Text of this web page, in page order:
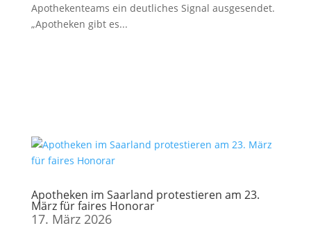
Apothekenteams ein deutliches Signal ausgesendet.
„Apotheken gibt es...
Apotheken im Saarland protestieren am 23.
März für faires Honorar
17. März 2026